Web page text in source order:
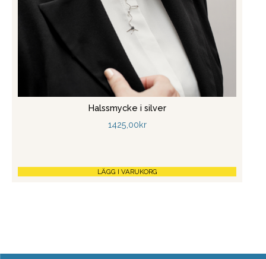
Halssmycke i silver
1425,00kr
LÄGG I VARUKORG